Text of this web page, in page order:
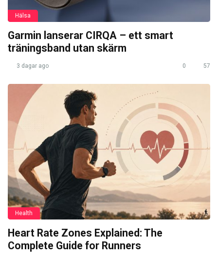
Hälsa
Garmin lanserar CIRQA – ett smart
träningsband utan skärm
3 dagar ago 0 57
Health
Heart Rate Zones Explained: The
Complete Guide for Runners